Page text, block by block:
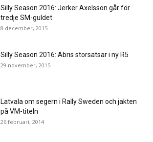
Silly Season 2016: Jerker Axelsson går för
tredje SM-guldet
8 december, 2015
Silly Season 2016: Abris storsatsar i ny R5
29 november, 2015
Latvala om segern i Rally Sweden och jakten
på VM-titeln
26 februari, 2014